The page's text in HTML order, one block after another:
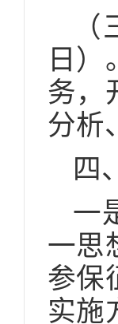
日
务，
分析
四
一
一思
参保
实施